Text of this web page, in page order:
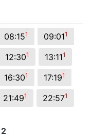
08:151 09:011
12:301 13:111
16:301 17:191
21:491 22:571